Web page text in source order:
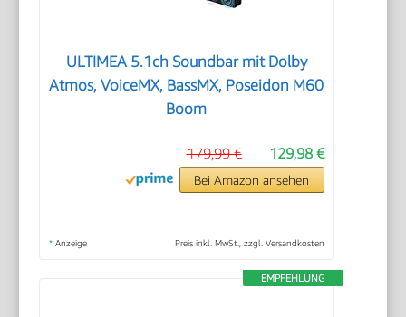
ULTIMEA 5.1ch Soundbar mit Dolby
Atmos, VoiceMX, BassMX, Poseidon M60
Boom
129,98 €
179,99 €
Bei Amazon ansehen
* Anzeige Preis inkl. MwSt., zzgl. Versandkosten
EMPFEHLUNG